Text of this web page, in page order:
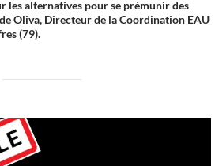
les alternatives pour se prémunir des
Oliva, Directeur de la Coordination EAU
(79).